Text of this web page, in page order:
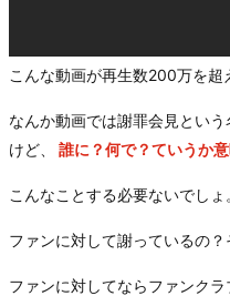
こんな動画が再生数200万を超
なんか動画では謝罪会見とい
けど、
誰に？何で？ていうか
こんなことする必要ないでしょ
ファンに対して謝っているの
ファンに対してならファンク